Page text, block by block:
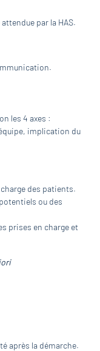
par la HAS.
les 4 axes :
implication du
des patients.
ou des
prises en charge et
après la démarche.